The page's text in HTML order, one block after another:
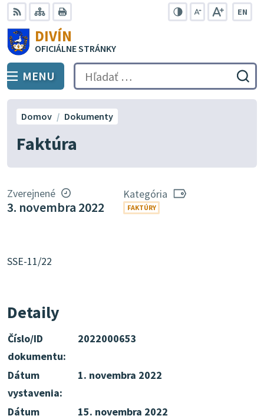
Preskočiť
na
obsah
RSS Mapa
EN
DIVÍN
OFICIÁLNE STRÁNKY
PREPNÚŤ
MENU Hľadať:
Faktúra
Domov Dokumenty
Zverejnené
3. novembra 2022
Kategória
FAKTÚRY
SSE-11/22
Detaily
Číslo/ID
dokumentu:
2022000653
Dátum
vystavenia:
1. novembra 2022
Dátum
15. novembra 2022